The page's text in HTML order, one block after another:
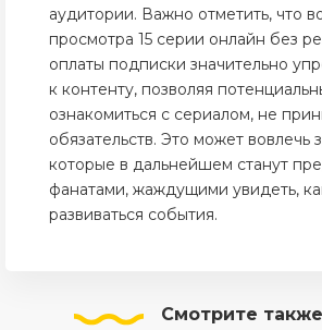
аудитории. Важно отметить, что
просмотра 15 серии онлайн без
оплаты подписки значительно
к контенту, позволяя
ознакомиться с сериалом, не
обязательств. Это может вовлечь
которые в дальнейшем станут
фанатами, жаждущими увидеть,
развиваться события.
Смотрите